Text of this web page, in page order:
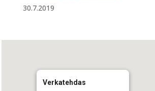
30.7.2019
Verkatehdas